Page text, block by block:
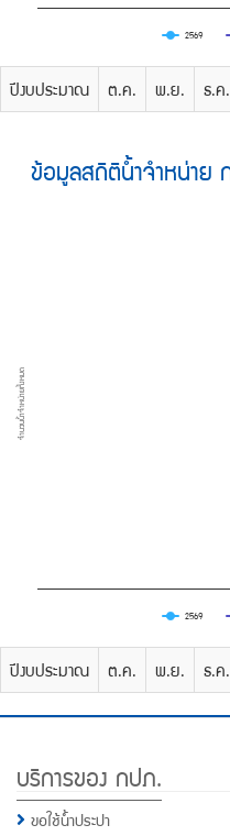
2569
ปีงบประมาณ ต.ค. พ.ย. ธ.ค.
ข้อมูลสถิติน้ำจำหน่าย
จำนวนน้ำจำหน่ายทั้งหมด
2569
ปีงบประมาณ ต.ค. พ.ย. ธ.ค.
Footer
Menu
บริการของ กปภ.
ขอใช้น้ำประปา